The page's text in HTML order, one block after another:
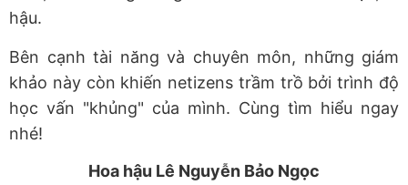
hậu.
Bên cạnh tài năng và chuyên môn, những giám
khảo này còn khiến netizens trầm trồ bởi trình độ
học vấn "khủng" của mình. Cùng tìm hiểu ngay
nhé!
Hoa hậu Lê Nguyễn Bảo Ngọc